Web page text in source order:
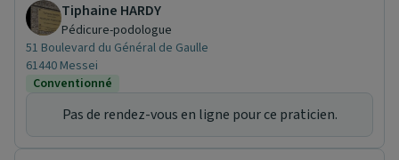
Tiphaine HARDY
Pédicure-podologue
51 Boulevard du Général de Gaulle
61440 Messei
Conventionné
Pas de rendez-vous en ligne pour ce praticien.